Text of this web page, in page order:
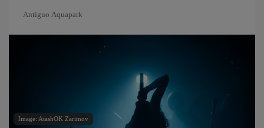
Antiguo Aquapark
Image: AtashOK Zarimov